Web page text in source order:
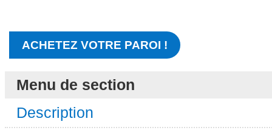
ACHETEZ VOTRE PAROI !
Menu de section
Description